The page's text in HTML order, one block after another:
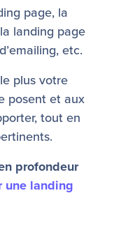
page, la
landing page
etc.
plus votre
posent et aux
tout en
profondeur
une landing